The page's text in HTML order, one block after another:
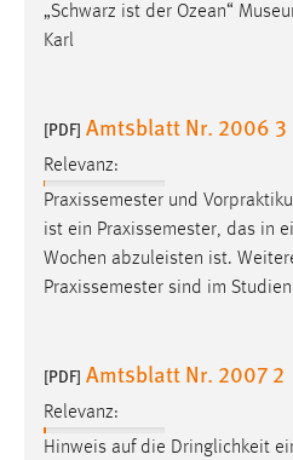
„Schwarz ist der Ozean“
Karl
[PDF] Amtsblatt Nr. 2006 3
Relevanz:
Praxissemester und
ist ein Praxissemester, das in
Wochen abzuleisten ist.
Praxissemester sind im
[PDF] Amtsblatt Nr. 2007 2
Relevanz:
Hinweis auf die Dringlichkeit